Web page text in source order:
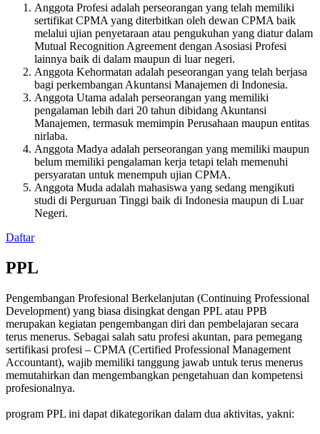
Anggota Profesi adalah perseorangan yang telah memiliki
sertifikat CPMA yang diterbitkan oleh dewan CPMA baik
melalui ujian penyetaraan atau pengukuhan yang diatur dalam
Mutual Recognition Agreement dengan Asosiasi Profesi
lainnya baik di dalam maupun di luar negeri.
Anggota Kehormatan adalah peseorangan yang telah berjasa
bagi perkembangan Akuntansi Manajemen di Indonesia.
Anggota Utama adalah perseorangan yang memiliki
pengalaman lebih dari 20 tahun dibidang Akuntansi
Manajemen, termasuk memimpin Perusahaan maupun entitas
nirlaba.
Anggota Madya adalah perseorangan yang memiliki maupun
belum memiliki pengalaman kerja tetapi telah memenuhi
persyaratan untuk menempuh ujian CPMA.
Anggota Muda adalah mahasiswa yang sedang mengikuti
studi di Perguruan Tinggi baik di Indonesia maupun di Luar
Negeri.
Daftar
PPL
Pengembangan Profesional Berkelanjutan (Continuing Professional
Development) yang biasa disingkat dengan PPL atau PPB
merupakan kegiatan pengembangan diri dan pembelajaran secara
terus menerus. Sebagai salah satu profesi akuntan, para pemegang
sertifikasi profesi – CPMA (Certified Professional Management
Accountant), wajib memiliki tanggung jawab untuk terus menerus
memutahirkan dan mengembangkan pengetahuan dan kompetensi
profesionalnya.
program PPL ini dapat dikategorikan dalam dua aktivitas, yakni: